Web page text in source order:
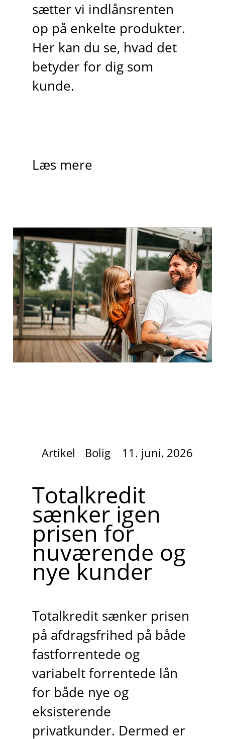
sætter vi indlånsrenten
op på enkelte produkter.
Her kan du se, hvad det
betyder for dig som
kunde.
Læs mere
Artikel Bolig 11. juni, 2026
Totalkredit
sænker igen
prisen for
nuværende og
nye kunder
Totalkredit sænker prisen
på afdragsfrihed på både
fastforrentede og
variabelt forrentede lån
for både nye og
eksisterende
privatkunder. Dermed er